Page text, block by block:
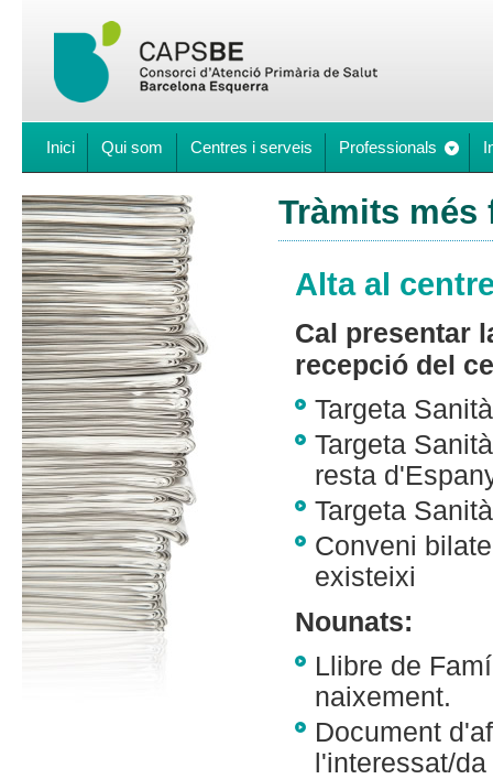
Inici Qui som Centres i serveis Professionals
Tràmits més
Alta al
Cal presentar
recepció del
Targeta
Targeta
resta
Targeta
Conveni
existeixi
Nounats:
Llibre de
naixement.
Document
l'interessat/